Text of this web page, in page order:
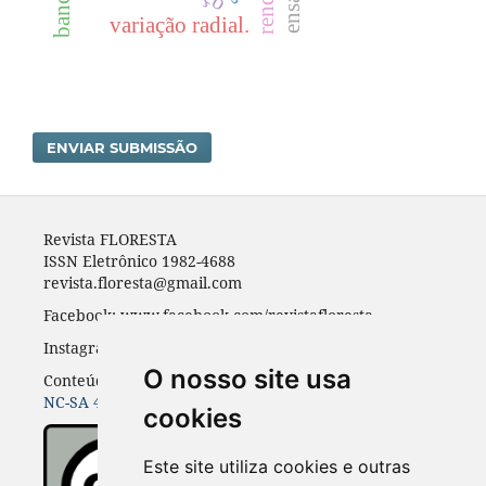
O nosso site usa
cookies
Este site utiliza cookies e outras
variação radial.
ENVIAR SUBMISSÃO
Revista FLORESTA
ISSN Eletrônico 1982-4688
revista.floresta@gmail.com
Facebook: www.facebook.com/revistafloresta
Instagran: revista_floresta
Conteúdos do periódico licenciados sob uma
NC-SA 4.0